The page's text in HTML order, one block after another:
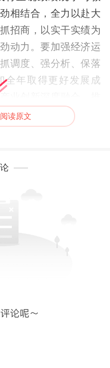
相结合，全力以赴大
招商，以实干实绩为
动力。要加强经济运
调度、强分析、保落
全年取得更好发展成
”的颠覆性技术创新中
效转化应用，推动研
宜发展壮大特色优势
实现更好发展。
大湾区“一点两地”全
读原文